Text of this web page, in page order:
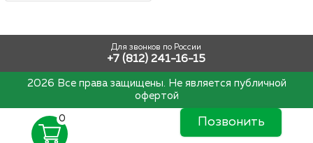
Для звонков по России
+7 (812) 241-16-15
2026 Все права защищены. Не является публичной
офертой
Позвонить
0